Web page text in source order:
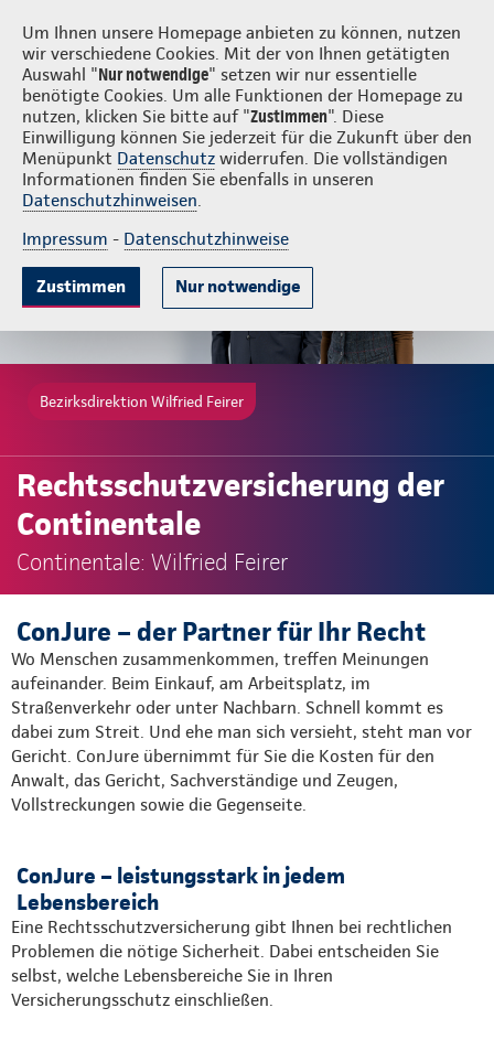
Um Ihnen unsere Homepage anbieten zu können, nutzen
wir verschiedene Cookies. Mit der von Ihnen getätigten
Auswahl "Nur notwendige" setzen wir nur essentielle
benötigte Cookies. Um alle Funktionen der Homepage zu
nutzen, klicken Sie bitte auf "Zustimmen". Diese
Einwilligung können Sie jederzeit für die Zukunft über den
Menüpunkt Datenschutz widerrufen. Die vollständigen
Informationen finden Sie ebenfalls in unseren
Datenschutzhinweisen.
Impressum - Datenschutzhinweise
Zustimmen Nur notwendige
Wilfried Feirer Login
Gute Gründe Tarife & Leistungen Wissenswertes Beratung &
Bezirksdirektion Wilfried Feirer
Rechtsschutzversicherung der
Continentale
Continentale: Wilfried Feirer
ConJure – der Partner für Ihr Recht
Wo Menschen zusammenkommen, treffen Meinungen
aufeinander. Beim Einkauf, am Arbeitsplatz, im
Straßenverkehr oder unter Nachbarn. Schnell kommt es
dabei zum Streit. Und ehe man sich versieht, steht man vor
Gericht. ConJure übernimmt für Sie die Kosten für den
Anwalt, das Gericht, Sachverständige und Zeugen,
Vollstreckungen sowie die Gegenseite.
ConJure – leistungsstark in jedem
Lebensbereich
Eine Rechtsschutzversicherung gibt Ihnen bei rechtlichen
Problemen die nötige Sicherheit. Dabei entscheiden Sie
selbst, welche Lebensbereiche Sie in Ihren
Versicherungsschutz einschließen.